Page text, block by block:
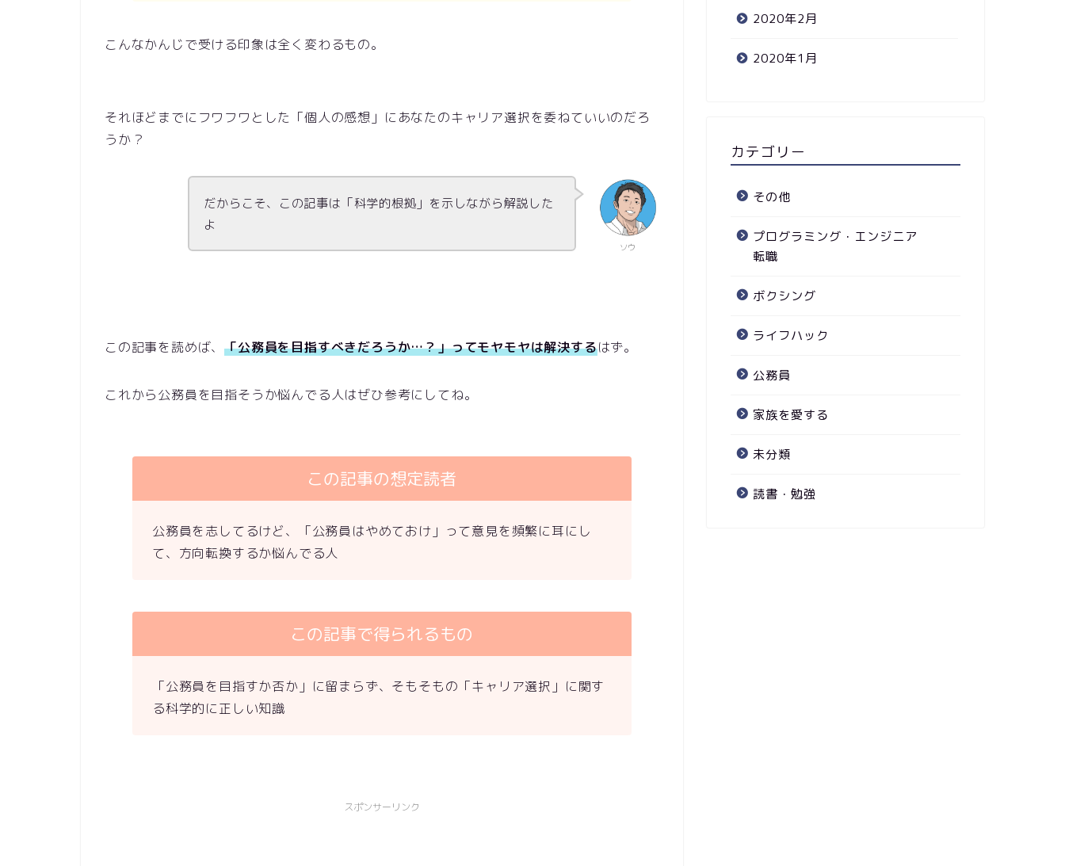
こんなかんじで受ける印象は全く変わるもの。
それほどまでにフワフワとした「個人の感想」にあなたのキャリア選択を委ねていいのだろ
うか？
ソウ
だからこそ、この記事は「科学的根拠」を示しながら解説した
よ
この記事を読めば、「公務員を目指すべきだろうか…？」ってモヤモヤは解決するはず。
これから公務員を目指そうか悩んでる人はぜひ参考にしてね。
この記事の想定読者
公務員を志してるけど、「公務員はやめておけ」って意見を頻繁に耳にし
て、方向転換するか悩んでる人
この記事で得られるもの
「公務員を目指すか否か」に留まらず、そもそもの「キャリア選択」に関す
る科学的に正しい知識
スポンサーリンク
2020年2月
2020年1月
カテゴリー
その他
プログラミング・エンジニア
転職
ボクシング
ライフハック
公務員
家族を愛する
未分類
読書・勉強